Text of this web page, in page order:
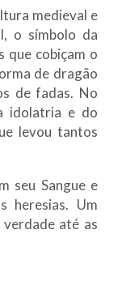
medieval e
o símbolo da
que cobiçam o
de dragão
de fadas. No
idolatria e do
levou tantos
seu Sangue e
heresias. Um
verdade até as